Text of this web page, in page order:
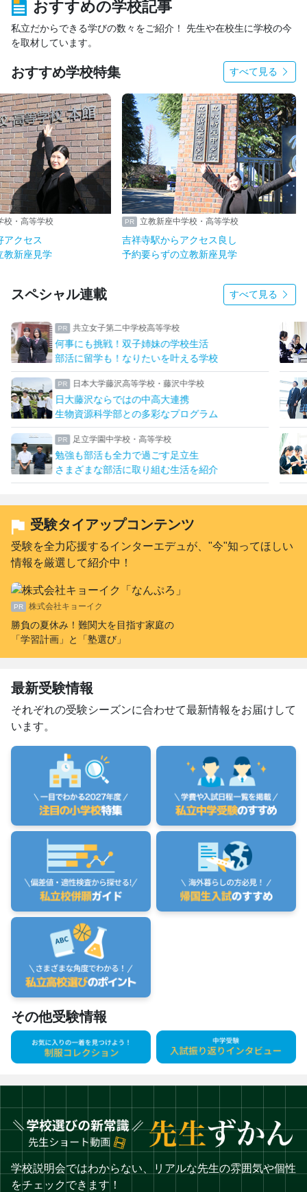
おすすめの学校記事
私立だからできる学びの数々をご紹介！ 先生や在校生に学校の今
を取材しています。
おすすめ学校特集 すべて見る
校・高等学校
アクセス
教新座見学
立教新座中学校・高等学校
吉祥寺駅からアクセス良し
予約要らずの立教新座見学
スペシャル連載 すべて見る
共立女子第二中学校高等学校
何事にも挑戦！双子姉妹の学校生活
部活に留学も！なりたいを叶える学校
日本大学藤沢高等学校・藤沢中学校
日大藤沢ならではの中高大連携
生物資源科学部との多彩なプログラム
足立学園中学校・高等学校
勉強も部活も全力で過ごす足立生
さまざまな部活に取り組む生活を紹介
受験タイアップコンテンツ
受験を全力応援するインターエデュが、"今"知ってほしい
情報を厳選して紹介中！
株式会社キョーイク
勝負の夏休み！難関大を目指す家庭の
「学習計画」と「塾選び」
最新受験情報
それぞれの受験シーズンに合わせて最新情報をお届けして
います。
その他受験情報
学校説明会ではわからない、リアルな先生の雰囲気や個性
をチェックできます！